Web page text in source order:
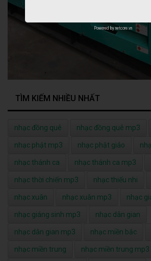
TÌM KIẾM NHIỀU NHẤT
nhạc đồng quê nhạc đồng quê mp3
nhạc phật mp3 nhạc phật giáo
nhạc thánh ca nhạc thánh ca mp3
nhạc thời chiến mp3 nhạc thiếu nhi
nhạc xuân nhạc xuân mp3 nhạc
nhạc giáng sinh mp3 nhạc dân gian
nhạc dân gian mp3 nhạc miền bắc
nhạc miền trung nhạc miền trung mp3
Powered by netcore.vn